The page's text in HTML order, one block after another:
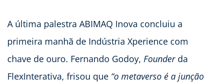
A última palestra ABIMAQ Inova concluiu a
primeira manhã de Indústria Xperience com
chave de ouro. Fernando Godoy, Founderda
FlexInterativa, frisou que “o metaverso é a junção